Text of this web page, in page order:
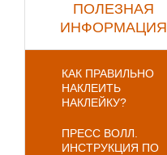
ПОЛЕЗНАЯ
ИНФОРМАЦИЯ
КАК ПРАВИЛЬНО
НАКЛЕИТЬ
НАКЛЕЙКУ?
ПРЕСС ВОЛЛ.
ИНСТРУКЦИЯ ПО